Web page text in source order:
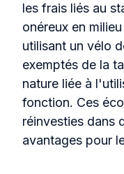
les frais liés au
onéreux en
utilisant un vélo
exemptés de la
nature liée à
fonction. Ces
réinvesties dans
avantages pour